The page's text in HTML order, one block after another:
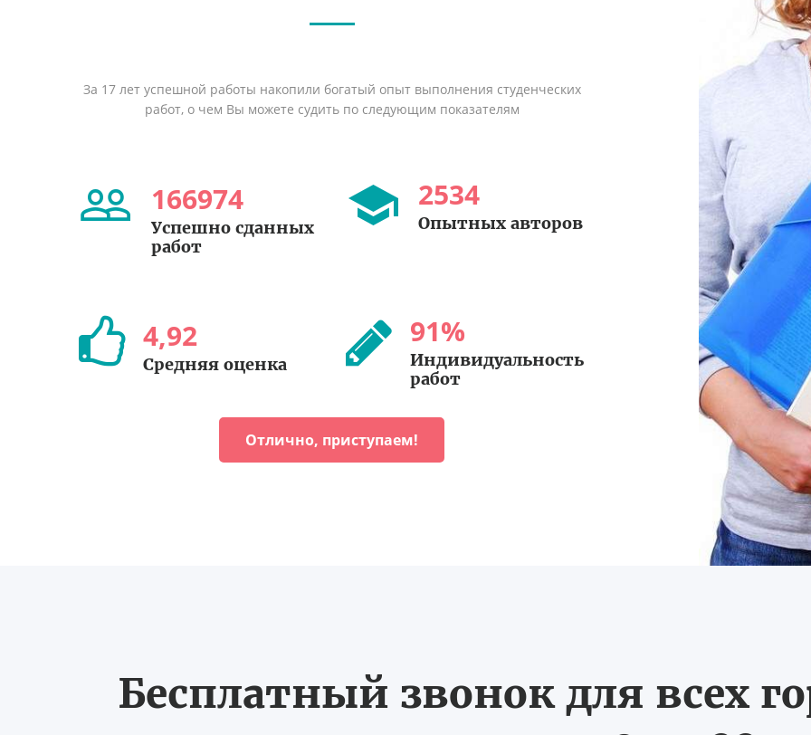
За 17 лет успешной работы накопили богатый опыт выполнения студенческих
работ, о чем Вы можете судить по следующим показателям
166974
Успешно сданных
работ
2534
Опытных авторов
4,92
Средняя оценка
91%
Индивидуальность
работ
Отлично, приступаем!
Бесплатный звонок для всех